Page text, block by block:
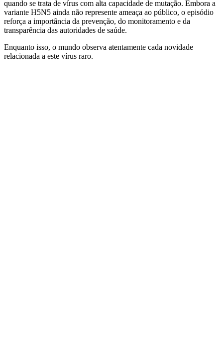
quando se trata de vírus com alta capacidade de mutação. Embora a
variante H5N5 ainda não represente ameaça ao público, o episódio
reforça a importância da prevenção, do monitoramento e da
transparência das autoridades de saúde.
Enquanto isso, o mundo observa atentamente cada novidade
relacionada a este vírus raro.